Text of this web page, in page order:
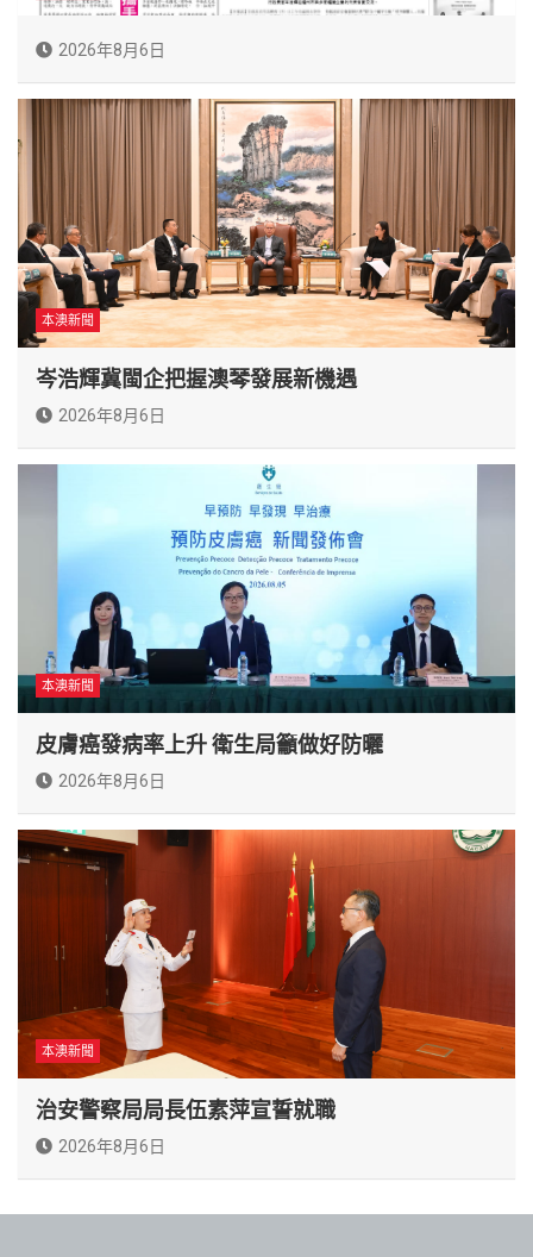
2026年8月6日
本澳新聞
岑浩輝冀閩企把握澳琴發展新機遇
2026年8月6日
本澳新聞
皮膚癌發病率上升 衛生局籲做好防曬
2026年8月6日
本澳新聞
治安警察局局長伍素萍宣誓就職
2026年8月6日